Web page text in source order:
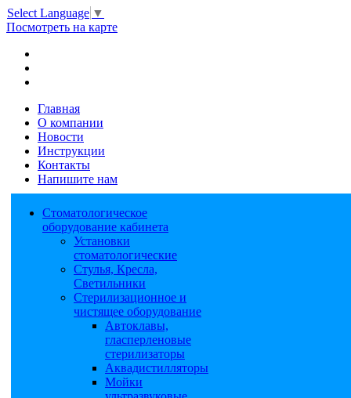
Select Language ▼
Посмотреть на карте
Главная
О компании
Новости
Инструкции
Контакты
Напишите нам
Стоматологическое
оборудование кабинета
Установки
стоматологические
Стулья, Кресла,
Светильники
Стерилизационное и
чистящее оборудование
Автоклавы,
гласперленовые
стерилизаторы
Аквадистилляторы
Мойки